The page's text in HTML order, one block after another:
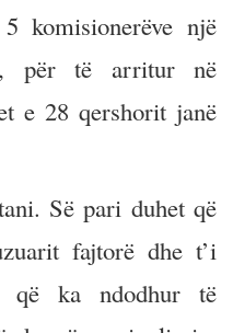
komisionerëve një
për të arritur në
e 28 qershorit janë
Së pari duhet që
fajtorë dhe t’i
që ka ndodhur të